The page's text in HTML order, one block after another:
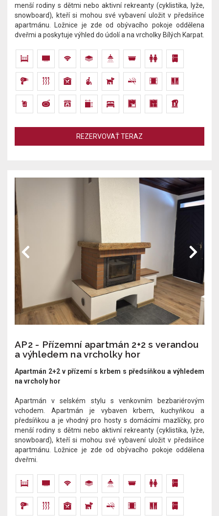
menší rodiny s dětmi nebo aktivní rekreanty (cyklistika, lyže,
snowboard), kteří si mohou své vybavení uložit v předsíňce
apartmánu. Ložnice je zde od obývacího pokoje oddělena
dveřmi a poskytuje výhled do údolí a na vrcholky Bílých Karpat.
REZERVOVAŤ TERAZ
AP2 - Přízemní apartmán 2+2 s verandou
a výhledem na vrcholky hor
Apartmán 2+2 v přízemí s krbem s předsíňkou a výhledem
na vrcholy hor
Apartmán v selském stylu s venkovním bezbariérovým
vchodem. Apartmán je vybaven krbem, kuchyňkou a
předsíňkou a je vhodný pro hosty s domácími mazlíčky, pro
menší rodiny s dětmi nebo aktivní rekreanty (cyklistika, lyže,
snowboard), kteří si mohou své vybavení uložit v předsíňce
apartmánu. Ložnice je zde od obývacího pokoje oddělena
dveřmi.